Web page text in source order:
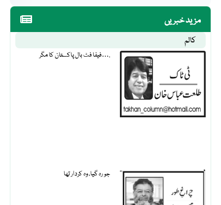
مزید خبریں
کالم
فیفا فٹ بال پاکستان کا مگر….
جو رہ گیا، وہ کردار تھا